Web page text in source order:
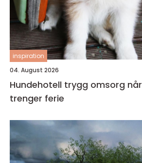
inspiration
04. August 2026
Hundehotell trygg omsorg når hunden
trenger ferie